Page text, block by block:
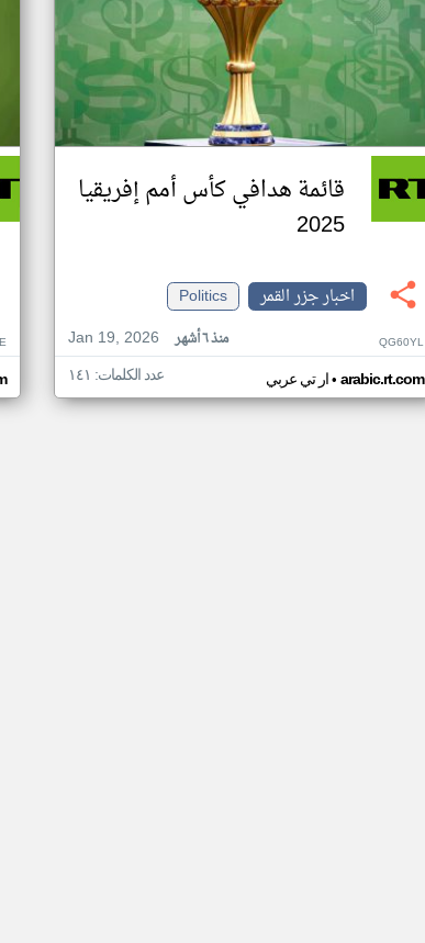
قائمة هدافي كأس أمم إفريقيا
2025
اخبار جزر القمر
Politics
Jan 19, 2026
منذ ٦ أشهر QG60YL
ار تي عربي• arabic.rt.com عدد الكلمات: ١٤١